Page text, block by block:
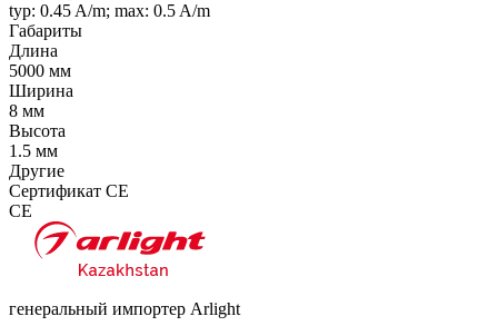
typ: 0.45 A/m; max: 0.5 A/m
Габариты
Длина
5000 мм
Ширина
8 мм
Высота
1.5 мм
Другие
Сертификат CE
CE
генеральный импортер Arlight